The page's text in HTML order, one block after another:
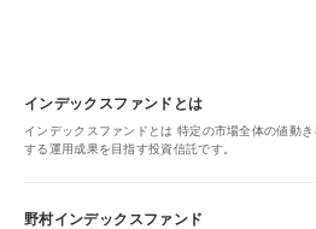
インデックスファンドとは
インデックスファンドとは 特定の市場全体の値動
する運用成果を目指す投資信託です。
野村インデックスファンド